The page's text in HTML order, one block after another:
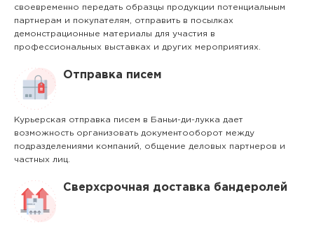
своевременно передать образцы продукции потенциальным
партнерам и покупателям, отправить в посылках
демонстрационные материалы для участия в
профессиональных выставках и других мероприятиях.
Отправка писем
Курьерская отправка писем в Баньи-ди-лукка дает
возможность организовать документооборот между
подразделениями компаний, общение деловых партнеров и
частных лиц.
Сверхсрочная доставка бандеролей